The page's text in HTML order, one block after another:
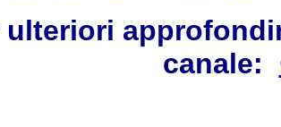
ulteriori
canale: